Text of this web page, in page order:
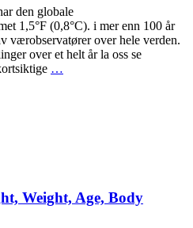
den globale
1,5°F (0,8°C). i mer enn 100 år
værobservatører over hele verden.
over et helt år la oss se
…
Weight, Age, Body